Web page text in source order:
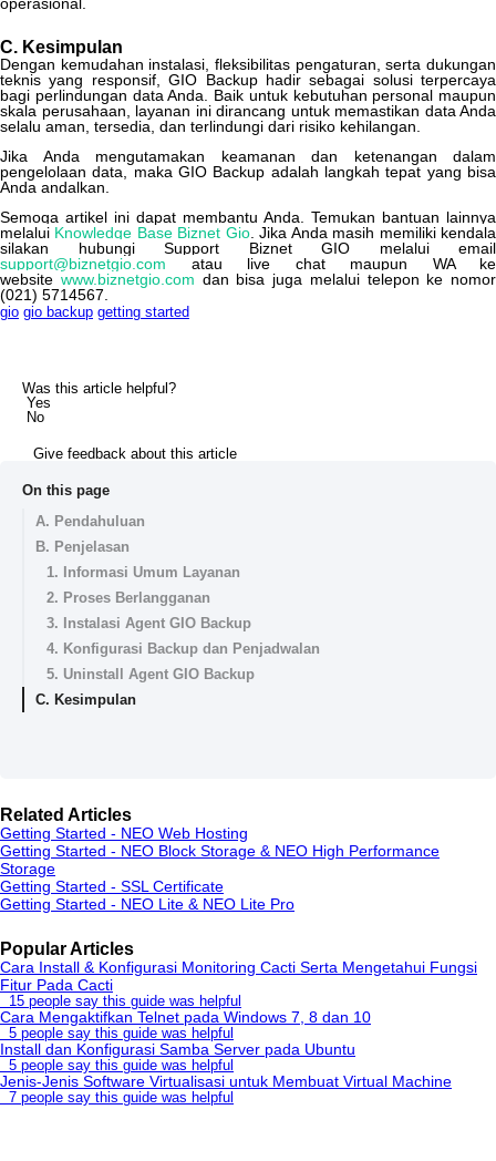
C. Kesimpulan
Dengan kemudahan instalasi fleksibilitas pengaturan serta dukungan
teknis yang responsif, GIO Backup hadir sebagai solusi terpercaya
bagi perlindungan data Anda Baik untuk kebutuhan personal maupun
skala perusahaan layanan ini dirancang untuk memastikan data Anda
selalu aman tersedia dan terlindungi dari risiko kehilangan
Jika
Anda mengutamakan keamanan dan ketenangan
dalam
pengelolaan data maka GIO Backup adalah langkah tepat yang bisa
Anda andalkan
Semoga artikel ini dapat membantu Anda Temukan bantuan lainnya
melalui Knowledge Base Biznet Gio. Jika Anda masih memiliki kendala
silakan
hubungi Support Biznet GIO melalui
email
support@biznetgio com atau live chat maupun WA
ke
website www. biznetgio. com dan bisa juga melalui telepon ke nomor
(021) 5714567
gio gio backup getting started
Was this article helpful?
Yes
No
Give feedback about this article
On this page
A. Pendahuluan
B. Penjelasan
1. Informasi Umum Layanan
2. Proses Berlangganan
3. Instalasi Agent GIO Backup
4. Konfigurasi Backup dan Penjadwalan
5. Uninstall Agent GIO Backup
C. Kesimpulan
Related Articles
Getting Started - NEO Web Hosting
Getting Started - NEO Block Storage & NEO High Performance
Storage
Getting Started - SSL Certificate
Getting Started - NEO Lite & NEO Lite Pro
Popular Articles
Cara Install & Konfigurasi Monitoring Cacti Serta Mengetahui Fungsi
Fitur Pada Cacti
15 people say this guide was helpful
Cara Mengaktifkan Telnet pada Windows 7, 8 dan 10
5 people say this guide was helpful
Install dan Konfigurasi Samba Server pada Ubuntu
5 people say this guide was helpful
Jenis-Jenis Software Virtualisasi untuk Membuat Virtual Machine
7 people say this guide was helpful